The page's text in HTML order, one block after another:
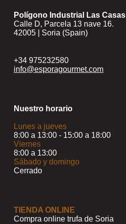
Polígono Industrial Las Casas
Calle D, Parcela 13 nave 16.
42005 | Soria (Spain)
+34 975232580
info@esporagourmet.com
Nuestro horario
Lunes a jueves
8:00 a 13:00 - 15:00 a 18:00
Viernes
8:00 a 13:00
Sábado y domingo
Cerrado
TIENDA ONLINE
Compra online trufa de Soria